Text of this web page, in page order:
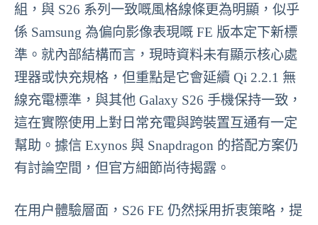
組，與 S26 系列一致嘅風格線條更為明顯，似乎
係 Samsung 為偏向影像表現嘅 FE 版本定下新標
準。就內部結構而言，現時資料未有顯示核心處
理器或快充規格，但重點是它會延續 Qi 2.2.1 無
線充電標準，與其他 Galaxy S26 手機保持一致，
這在實際使用上對日常充電與跨裝置互通有一定
幫助。據信 Exynos 與 Snapdragon 的搭配方案仍
有討論空間，但官方細節尚待揭露。
在用户體驗層面，S26 FE 仍然採用折衷策略，提